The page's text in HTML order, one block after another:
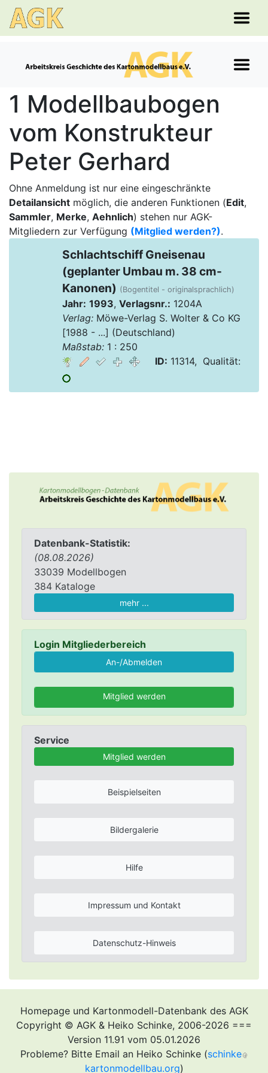
Datenbank-Statistik:
(08.08.2026)
33039 Modellbogen
384 Kataloge
mehr ...
Login Mitgliederbereich
Mitglied werden
Service
Mitglied werden
Beispielseiten
Bildergalerie
Hilfe
Impressum und Kontakt
Datenschutz-Hinweis
1 Modellbaubogen
vom Konstrukteur
Peter Gerhard
Ohne Anmeldung ist nur eine eingeschränkte
Detailansicht möglich, die anderen Funktionen (Edit,
Sammler, Merke, Aehnlich) stehen nur AGK-
Mitgliedern zur Verfügung (Mitglied werden?).
Schlachtschiff Gneisenau
(geplanter Umbau m. 38 cm-
Kanonen) (Bogentitel - originalsprachlich)
Jahr: 1993, Verlagsnr.: 1204A
Verlag:Möwe-Verlag S. Wolter & Co KG
[1988 - ...] (Deutschland)
Maßstab:1 : 250
ID: 11314, Qualität:
Homepage und Kartonmodell-Datenbank des AGK
Copyright © AGK & Heiko Schinke, 2006-2026 ===
Version 11.91 vom 05.01.2026
Probleme? Bitte Email an Heiko Schinke (schinke
kartonmodellbau.org)